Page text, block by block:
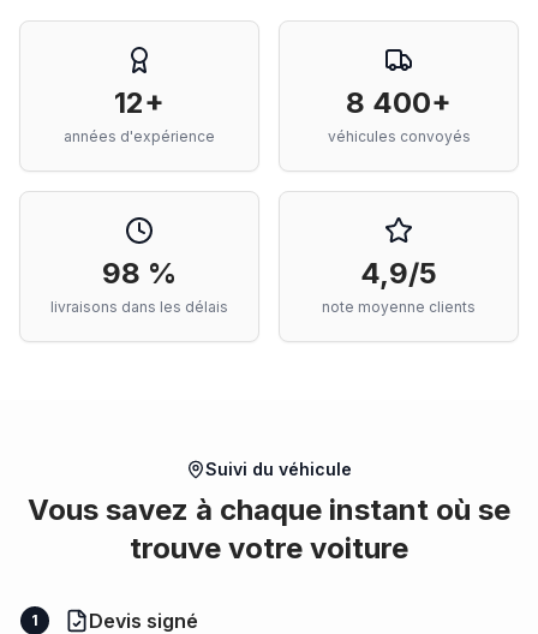
12+
années d'expérience
8 400+
véhicules convoyés
98 %
livraisons dans les délais
4,9/5
note moyenne clients
Suivi du véhicule
Vous savez à chaque instant où se
trouve votre voiture
1 Devis signé